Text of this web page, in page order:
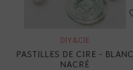
DIY&CIE
PASTILLES DE CIRE - BLANC
NACRÉ